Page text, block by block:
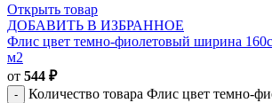
Открыть товар
ДОБАВИТЬ В ИЗБРАННОЕ
Флис цвет темно-фиолетовый ширина
м2
от 544 ₽
Количество товара Флис цвет темно-